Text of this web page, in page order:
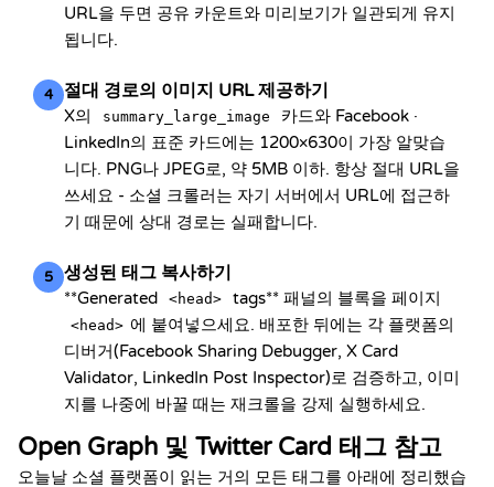
URL을 두면 공유 카운트와 미리보기가 일관되게 유지
됩니다.
4 절대 경로의 이미지 URL 제공하기
X의 summary_large_image
카드와 Facebook ·
LinkedIn의 표준 카드에는 1200×630이 가장 알맞습
니다. PNG나 JPEG로, 약 5MB 이하. 항상 절대 URL을
쓰세요 - 소셜 크롤러는 자기 서버에서 URL에 접근하
기 때문에 상대 경로는 실패합니다.
5 생성된 태그 복사하기
**Generated <head> tags** 패널의 블록을 페이지
<head> 에 붙여넣으세요. 배포한 뒤에는 각 플랫폼의
디버거(Facebook Sharing Debugger, X Card
Validator, LinkedIn Post Inspector)로 검증하고, 이미
지를 나중에 바꿀 때는 재크롤을 강제 실행하세요.
Open Graph 및 Twitter Card 태그 참고
오늘날 소셜 플랫폼이 읽는 거의 모든 태그를 아래에 정리했습